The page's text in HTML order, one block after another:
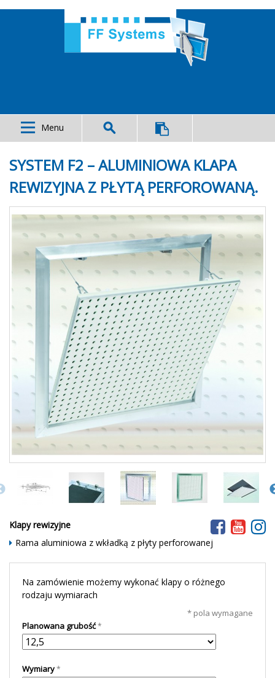
Menu
SYSTEM F2 – ALUMINIOWA KLAPA
REWIZYJNA Z PŁYTĄ PERFOROWANĄ.
Klapy rewizyjne
Rama aluminiowa z wkładką z płyty perforowanej
Na zamówienie możemy wykonać klapy o różnego
rodzaju wymiarach
* pola wymagane
Planowana grubość
Wymiary